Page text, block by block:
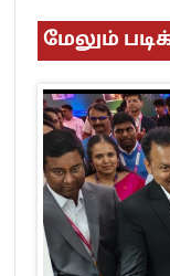
மேலும்